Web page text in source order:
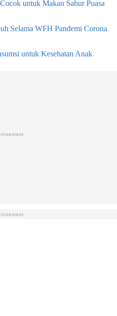
untuk Makan Sahur Puasa
Selama WFH Pandemi Corona
untuk Kesehatan Anak